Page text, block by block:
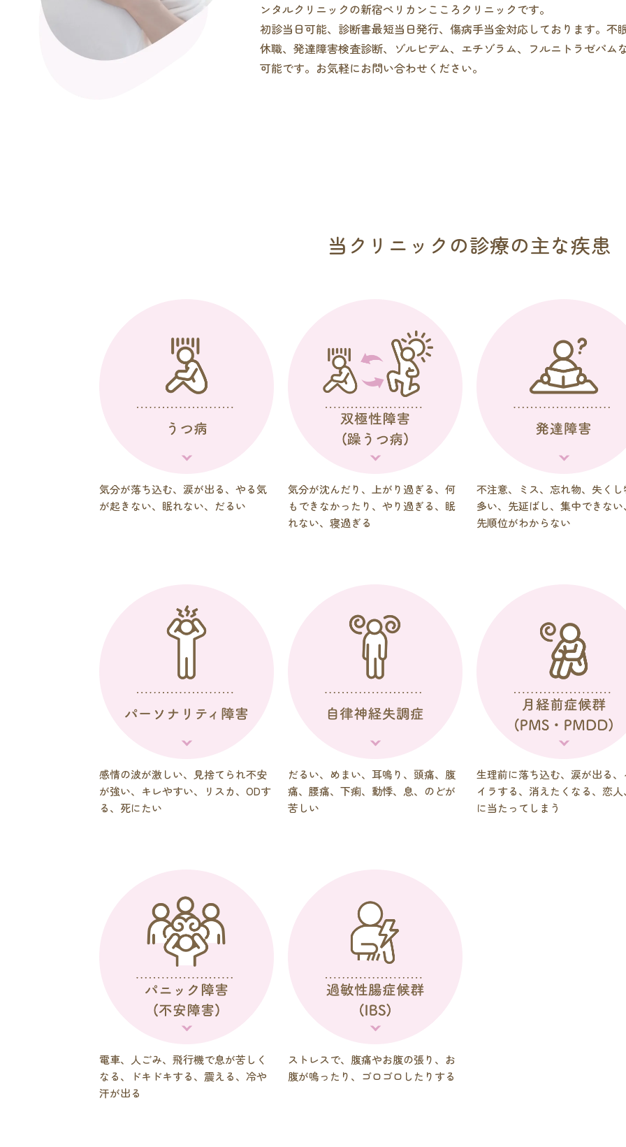
ンタルクリニックの新宿ペリカンこころクリニックです。
初診当日可能、診断書最短当日発行、傷病手当金対応しております。不
休職、発達障害検査診断、ゾルピデム、エチゾラム、フルニトラゼパム
可能です。お気軽にお問い合わせください。
当クリニックの診療の主な疾患
気分が落ち込む、涙が出る、やる気
が起きない、眠れない、だるい
気分が沈んだり、上がり過ぎる、何
もできなかったり、やり過ぎる、眠
れない、寝過ぎる
不注意、ミス、忘れ物、失くし
多い、先延ばし、集中できな
先順位がわからない
感情の波が激しい、見捨てられ不安
が強い、キレやすい、リスカ、ODす
る、死にたい
だるい、めまい、耳鳴り、頭痛、腹
痛、腰痛、下痢、動悸、息、のどが
苦しい
生理前に落ち込む、涙が出る、
イラする、消えたくなる、恋
に当たってしまう
電車、人ごみ、飛行機で息が苦しく
なる、ドキドキする、震える、冷や
汗が出る
ストレスで、腹痛やお腹の張り、お
腹が鳴ったり、ゴロゴロしたりする